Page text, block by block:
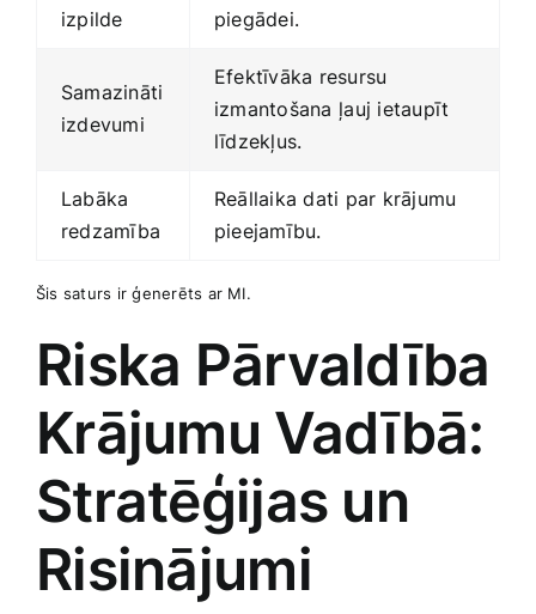
izpilde
piegādei.
Samazināti
izdevumi
Efektīvāka resursu
izmantošana ⁤ļauj ietaupīt
līdzekļus.
Labāka
redzamība
Reāllaika ​dati par krājumu
pieejamību.
Šis saturs ir ģenerēts ar MI.
Riska Pārvaldība
Krājumu ⁤Vadībā:
Stratēģijas un
Risinājumi